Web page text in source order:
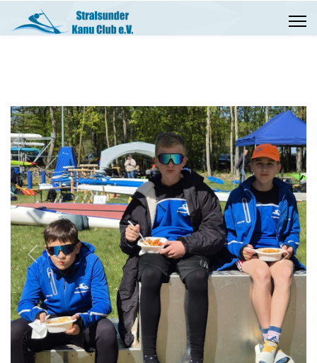
Previous Next